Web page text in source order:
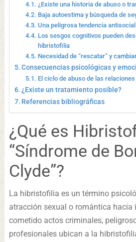
¿Existe una historia de abuso o
Baja autoestima y búsqueda de
Una peligrosa tendencia
Los sesgos cognitivos pueden
hibristofilia
Necesidad de “rescatar” y
Consecuencias psicológicas y
El ciclo de abuso de las
¿Existe un tratamiento posible?
Referencias bibliográficas
¿Qué es
“Síndrome de
Clyde”?
La hibristofilia es un término
atracción sexual o romántica hacia
cometido actos criminales,
profesionales ubican a la